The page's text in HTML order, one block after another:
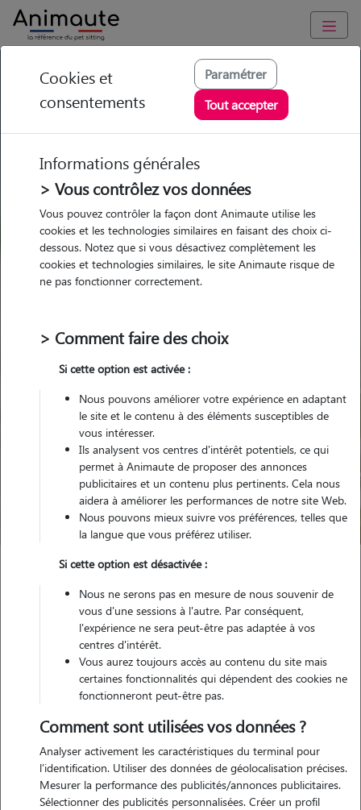
GARDE ANIMAUX à Plouigneau : Garde chien et chat en
famille ou à domicile, visites et promenades
Trouvez une garde animaux à
Plouigneau
Parmi nos 1 pet-sitters à
Plouigneau
Pour quel animal ?
Trouver mon Pet Sitter
Nos promeneurs et familles d'accueil
à Plouigneau (29610)
Cookies et
consentements
Paramétrer
Tout accepter
Informations générales
> Vous contrôlez vos données
Vous pouvez contrôler la façon dont Animaute utilise les
cookies et les technologies similaires en faisant des choix ci-
dessous. Notez que si vous désactivez complètement les
cookies et technologies similaires, le site Animaute risque de
ne pas fonctionner correctement.
> Comment faire des choix
Si cette option est activée :
Nous pouvons améliorer votre expérience en adaptant
le site et le contenu à des éléments susceptibles de
vous intéresser.
Ils analysent vos centres d'intérêt potentiels, ce qui
permet à Animaute de proposer des annonces
publicitaires et un contenu plus pertinents. Cela nous
aidera à améliorer les performances de notre site Web.
Nous pouvons mieux suivre vos préférences, telles que
la langue que vous préférez utiliser.
Si cette option est désactivée :
Nous ne serons pas en mesure de nous souvenir de
vous d'une sessions à l'autre. Par conséquent,
l'expérience ne sera peut-être pas adaptée à vos
centres d'intérêt.
Vous aurez toujours accès au contenu du site mais
certaines fonctionnalités qui dépendent des cookies ne
fonctionneront peut-être pas.
Comment sont utilisées vos données ?
Analyser activement les caractéristiques du terminal pour
l'identification. Utiliser des données de géolocalisation précises.
Mesurer la performance des publicités/annonces publicitaires.
Sélectionner des publicités personnalisées. Créer un profil